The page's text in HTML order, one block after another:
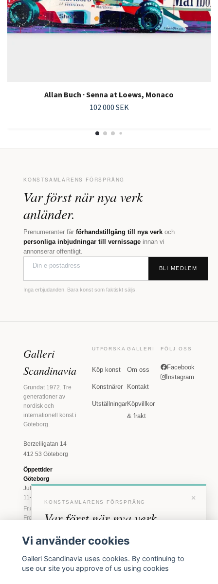
Allan Buch · Senna at Loews, Monaco
102 000 SEK
KONSTSAMLARENS FÖRSPRÅNG
Var först när nya verk
anländer.
Prenumeranter får förhandstillgång till nya verk och
personliga inbjudningar till vernissage innan vi
annonserar offentligt.
BLI MEDLEM
Inga erbjudanden. Bara konst som faktiskt säljs.
Galleri
Scandinavia
Grundat 1972. Tre
generationer av
nordisk och
internationell konst i
Göteborg.
Berzeliigatan 14
412 53 Göteborg
Öppettider
Göteborg
Juli: Tis 11-18 · Lör
11-16
Fr.o.m. augusti: Tis-
Fre 11-18 · Lör 11-
Marstrand
2026
Tis-Fre 11-18 ·
UTFORSKA
Köp konst
Konstnärer
Utställningar
GALLERI
Om oss
Kontakt
Köpvillkor
& frakt
FÖLJ OSS
Facebook
Instagram
×
KONSTSAMLARENS FÖRSPRÅNG
Var först när nya verk
anländer
inbjudningar till vernissage, innan vi annonserar
offentligt.
Vi använder cookies
Galleri Scandinavia uses cookies. By continuing to
use our site you approve of us using cookies